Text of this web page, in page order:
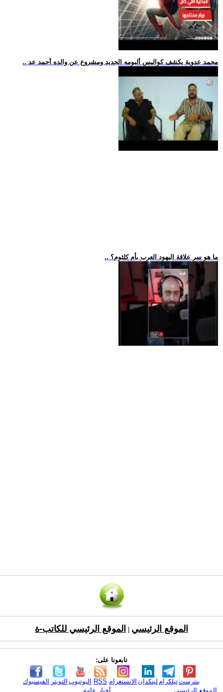
.. محمد عدوية يكشف كواليس ألبومه الجديد ومشروع عن والده أحمد عد
.. ما هو سر علاقة اليهود العرب بأم كلثوم؟
الموقع الرئيسي الموقع الرئيسي للكاتب-ة
تابعونا على:
الفيسبوك التويتر اليوتيوب RSS الانستغرام لينكدإن تيلكرامبنترست
الموقع الرئيسي
أخبار عامة